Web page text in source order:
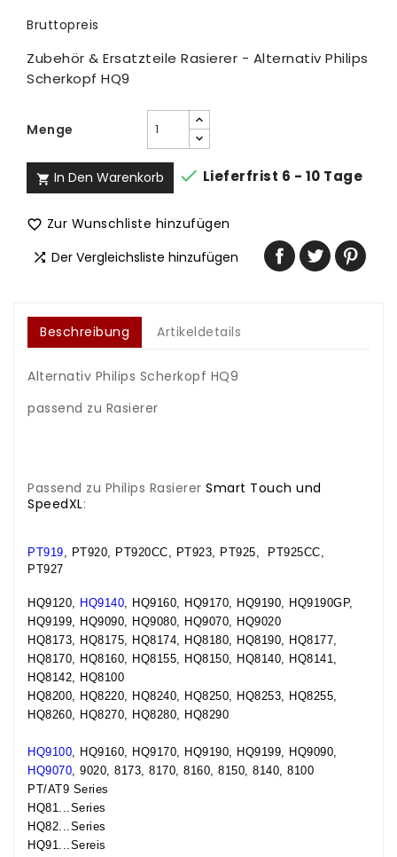
Bruttopreis
Zubehör & Ersatzteile Rasierer - Alternativ Philips
Scherkopf HQ9
Menge
 In Den Warenkorb  Lieferfrist 6 - 10 Tage
 Zur Wunschliste hinzufügen
 Der Vergleichsliste hinzufügen
Beschreibung Artikeldetails
Alternativ Philips Scherkopf HQ9
passend zu Rasierer
Passend zu Philips Rasierer Smart Touch und
SpeedXL:
PT919 , PT920, PT920CC, PT923, PT925, PT925CC,
PT927
HQ9120, HQ9140 , HQ9160, HQ9170, HQ9190, HQ9190GP,
HQ9199, HQ9090, HQ9080, HQ9070, HQ9020
HQ8173, HQ8175, HQ8174, HQ8180, HQ8190, HQ8177,
HQ8170, HQ8160, HQ8155, HQ8150, HQ8140, HQ8141,
HQ8142, HQ8100
HQ8200, HQ8220, HQ8240, HQ8250, HQ8253, HQ8255,
HQ8260, HQ8270, HQ8280, HQ8290
HQ9100 , HQ9160, HQ9170, HQ9190, HQ9199, HQ9090,
HQ9070 , 9020, 8173, 8170, 8160, 8150, 8140, 8100
PT/AT9 Series
HQ81...Series
HQ82...Series
HQ91...Sereis